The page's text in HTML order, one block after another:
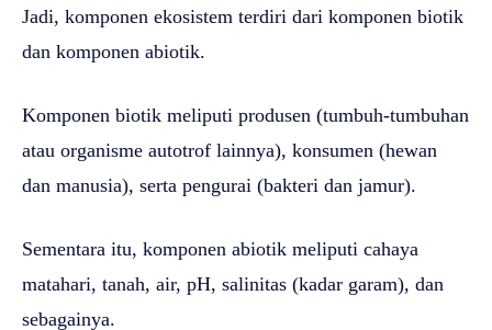
Jadi, komponen ekosistem terdiri dari komponen biotik
dan komponen abiotik.
Komponen biotik meliputi produsen (tumbuh-tumbuhan
atau organisme autotrof lainnya), konsumen (hewan
dan manusia), serta pengurai (bakteri dan jamur).
Sementara itu, komponen abiotik meliputi cahaya
matahari, tanah, air, pH, salinitas (kadar garam), dan
sebagainya.